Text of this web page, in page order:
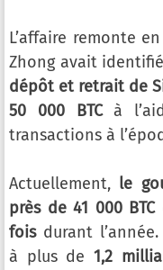
L’affaire remonte
Zhong avait identifié
dépôt et retrait de
50 000 BTCà
transactions à
Actuellement, le
près de 41 000 BTC
foisdurant
à plus de1,2